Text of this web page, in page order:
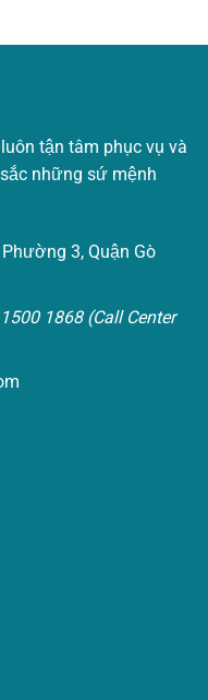
tận tâm phục vụ và
những sứ mệnh
3, Quận Gò
1868 (Call Center